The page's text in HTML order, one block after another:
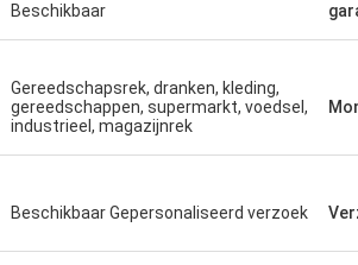
Beschikbaar
Gereedschapsrek, dranken, kleding,
gereedschappen, supermarkt, voedsel,
industrieel, magazijnrek
Beschikbaar Gepersonaliseerd verzoek